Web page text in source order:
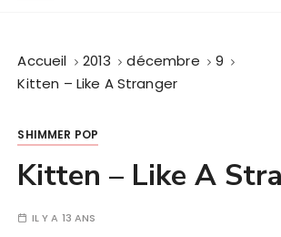
Accueil 2013 décembre
9
Kitten – Like A Stranger
SHIMMER POP
Kitten – Like A
IL Y A 13 ANS